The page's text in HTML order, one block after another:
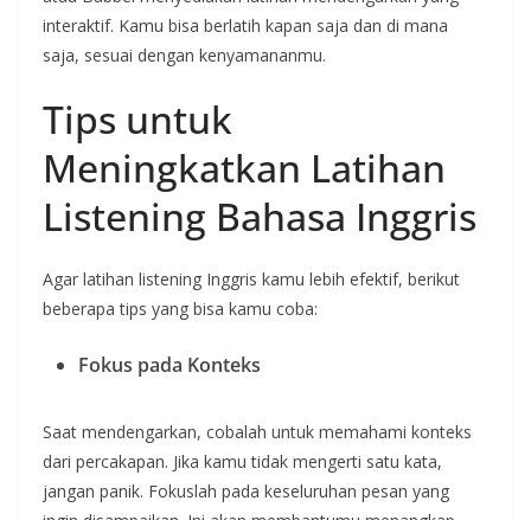
interaktif. Kamu bisa berlatih kapan saja dan di mana
saja, sesuai dengan kenyamananmu.
Tips untuk
Meningkatkan Latihan
Listening Bahasa Inggris
Agar latihan listening Inggris kamu lebih efektif, berikut
beberapa tips yang bisa kamu coba:
Fokus pada Konteks
Saat mendengarkan, cobalah untuk memahami konteks
dari percakapan. Jika kamu tidak mengerti satu kata,
jangan panik. Fokuslah pada keseluruhan pesan yang